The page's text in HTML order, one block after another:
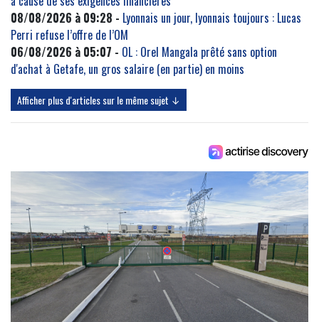
08/08/2026 à 09:28 - Lyonnais un jour, lyonnais toujours : Lucas
Perri refuse l’offre de l’OM
06/08/2026 à 05:07 - OL : Orel Mangala prêté sans option
d'achat à Getafe, un gros salaire (en partie) en moins
Afficher plus d'articles sur le même sujet ↓